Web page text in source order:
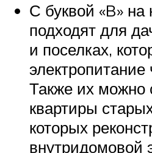
С буквой «B» на
подходят для
и поселках,
Также их можно
квартиры
которых
внутридомовой